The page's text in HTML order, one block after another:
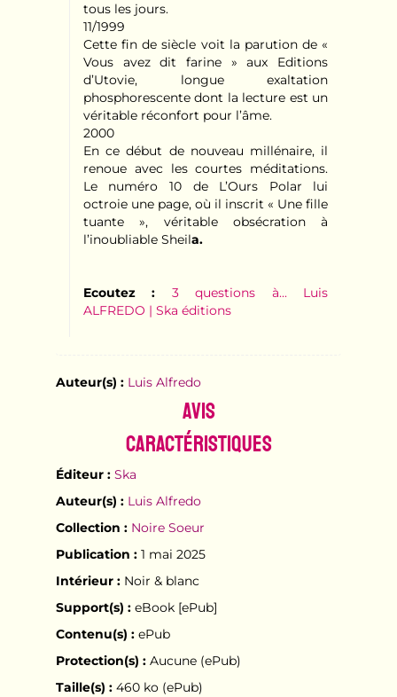
tous les jours.
11/1999
Cette fin de siècle voit la parution de «
Vous avez dit farine » aux Editions
d’Utovie, longue exaltation
phosphorescente dont la lecture est un
véritable réconfort pour l’âme.
2000
En ce début de nouveau millénaire, il
renoue avec les courtes méditations.
Le numéro 10 de L’Ours Polar lui
octroie une page, où il inscrit « Une fille
tuante », véritable obsécration à
l’inoubliable Sheila.
Ecoutez : 3 questions à... Luis
ALFREDO | Ska éditions
Auteur(s) : Luis Alfredo
Avis
Caractéristiques
Éditeur : Ska
Auteur(s) : Luis Alfredo
Collection : Noire Soeur
Publication :1 mai 2025
Intérieur :Noir & blanc
Support(s) :eBook [ePub]
Contenu(s) :ePub
Protection(s) :Aucune (ePub)
Taille(s) :460 ko (ePub)